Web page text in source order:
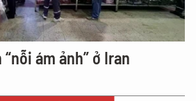
ám ảnh” ở Iran